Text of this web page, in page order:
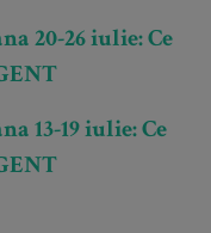
20-26 iulie: Ce
13-19 iulie: Ce